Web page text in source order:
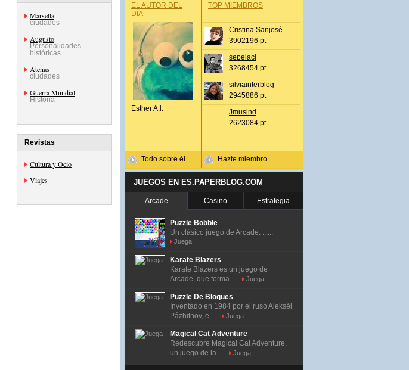
Marsella
ciudades
Augusto
Personalidades
históricas
Atenas
ciudades
Guerra Mundial
Historia
Revistas
Cultura y Ocio
Viajes
EL AUTOR DEL
DÍA
Esther A.l.
Todo sobre él
TOP MIEMBROS
Cristina Sanjosé
3902196 pt
sepelaci
3268454 pt
silviainterblog
2945886 pt
Jmusind
2623084 pt
Hazte miembro
JUEGOS EN ES.PAPERBLOG.COM
Arcade Casino Estrategia
Puzzle Bobble
Un clásico juego de Arcade. ......
Juega
Karate Blazers
Karate Blazers es un juego de
Arcade, que forma......
Juega
Puzzle De Bloques
Inventado en 1984 por el ruso Alekséi
Pázhitnov, e......
Juega
Magical Cat Adventure
Redescubre Magical Cat Adventure,
un juego de la......
Juega